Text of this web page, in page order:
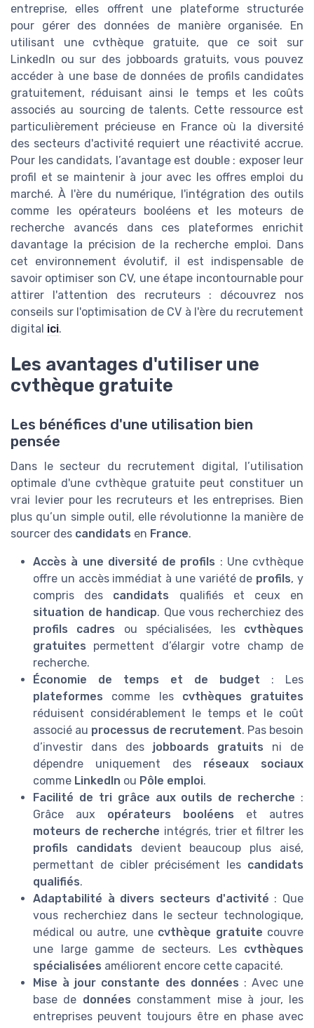
entreprise, elles offrent une plateforme structurée
pour gérer des données de manière organisée. En
utilisant une cvthèque gratuite, que ce soit sur
LinkedIn ou sur des jobboards gratuits, vous pouvez
accéder à une base de données de profils candidates
gratuitement, réduisant ainsi le temps et les coûts
associés au sourcing de talents. Cette ressource est
particulièrement précieuse en France où la diversité
des secteurs d'activité requiert une réactivité accrue.
Pour les candidats, l’avantage est double : exposer leur
profil et se maintenir à jour avec les offres emploi du
marché. À l'ère du numérique, l'intégration des outils
comme les opérateurs booléens et les moteurs de
recherche avancés dans ces plateformes enrichit
davantage la précision de la recherche emploi. Dans
cet environnement évolutif, il est indispensable de
savoir optimiser son CV, une étape incontournable pour
attirer l'attention des recruteurs : découvrez nos
conseils sur l'optimisation de CV à l'ère du recrutement
digital ici.
Les avantages d'utiliser une
cvthèque gratuite
Les bénéfices d'une utilisation bien
pensée
Dans le secteur du recrutement digital, l’utilisation
optimale d'une cvthèque gratuite peut constituer un
vrai levier pour les recruteurs et les entreprises. Bien
plus qu’un simple outil, elle révolutionne la manière de
sourcer des candidats en France.
Accès à une diversité de profils : Une cvthèque
offre un accès immédiat à une variété de profils, y
compris des candidats qualifiés et ceux en
situation de handicap. Que vous recherchiez des
profils cadres ou spécialisées, les cvthèques
gratuites permettent d’élargir votre champ de
recherche.
Économie de temps et de budget : Les
plateformes comme les cvthèques gratuites
réduisent considérablement le temps et le coût
associé au processus de recrutement. Pas besoin
d’investir dans des jobboards gratuits ni de
dépendre uniquement des réseaux sociaux
comme LinkedIn ou Pôle emploi.
Facilité de tri grâce aux outils de recherche :
Grâce aux opérateurs booléens et autres
moteurs de recherche intégrés, trier et filtrer les
profils candidats devient beaucoup plus aisé,
permettant de cibler précisément les candidats
qualifiés.
Adaptabilité à divers secteurs d'activité : Que
vous recherchiez dans le secteur technologique,
médical ou autre, une cvthèque gratuite couvre
une large gamme de secteurs. Les cvthèques
spécialisées améliorent encore cette capacité.
Mise à jour constante des données : Avec une
base de données constamment mise à jour, les
entreprises peuvent toujours être en phase avec